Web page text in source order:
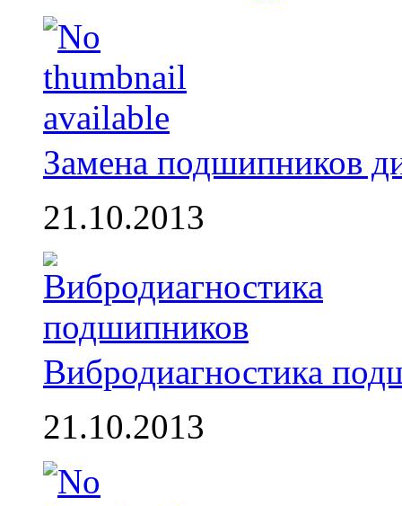
Замена подшипников
21.10.2013
Вибродиагностика
21.10.2013